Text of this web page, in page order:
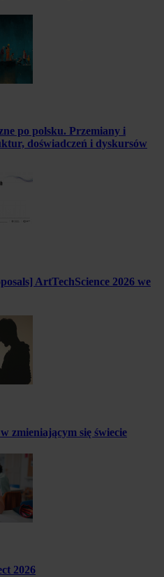
po polsku. Przemiany i
doświadczeń i dyskursów
ArtTechScience 2026 we
zmieniającym się świecie
2026